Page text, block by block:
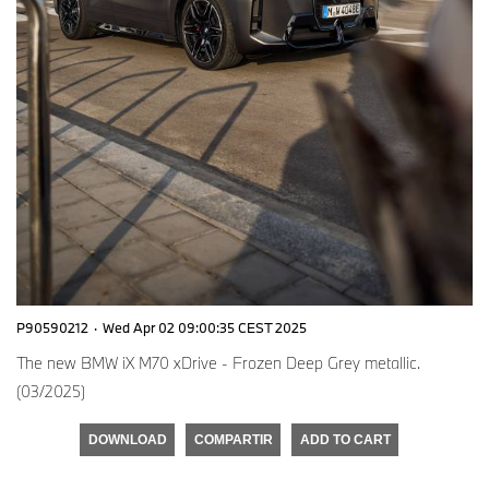
P90590212 · Wed Apr 02 09:00:35 CEST 2025
The new BMW iX M70 xDrive - Frozen Deep Grey metallic.
(03/2025)
DOWNLOAD COMPARTIR ADD TO CART